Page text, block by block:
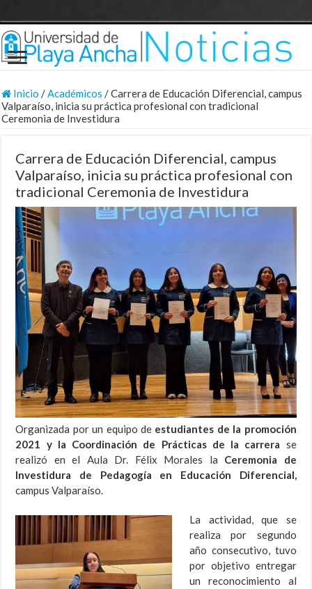
Inicio /Académicos /Carrera de Educación Diferencial, campus
Valparaíso, inicia su práctica profesional con tradicional
Ceremonia de Investidura
Carrera de Educación Diferencial, campus
Valparaíso, inicia su práctica profesional con
tradicional Ceremonia de Investidura
Organizada por un equipo de estudiantes de la promoción
2021 y la Coordinación de Prácticas de la carrera se
realizó en el Aula Dr. Félix Morales la Ceremonia de
Investidura de Pedagogía en Educación Diferencial,
campus Valparaíso.
La actividad, que se
realiza por segundo
año consecutivo, tuvo
por objetivo entregar
un reconocimiento al